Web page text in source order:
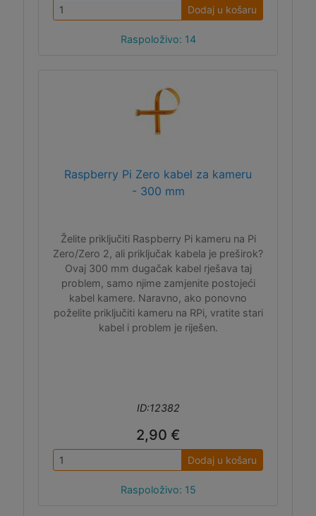
Dodaj u košaru
Raspoloživo: 14
Raspberry Pi Zero kabel za kameru
- 300 mm
Želite priključiti Raspberry Pi kameru na Pi
Zero/Zero 2, ali priključak kabela je preširok?
Ovaj 300 mm dugačak kabel rješava taj
problem, samo njime zamjenite postojeći
kabel kamere. Naravno, ako ponovno
poželite priključiti kameru na RPi, vratite stari
kabel i problem je riješen.
ID:12382
2,90 €
Dodaj u košaru
Raspoloživo: 15